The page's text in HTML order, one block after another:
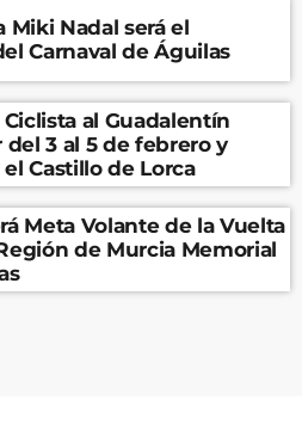
Miki Nadal será el
Carnaval de Águilas
al Guadalentín
3 al 5 de febrero y
Castillo de Lorca
Meta Volante de la Vuelta
de Murcia Memorial